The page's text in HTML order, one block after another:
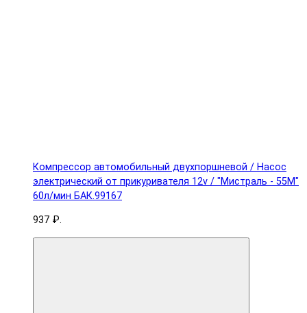
Компрессор автомобильный двухпоршневой / Насос
электрический от прикуривателя 12v / "Мистраль - 55М"
60л/мин БАК.99167
937 ₽.